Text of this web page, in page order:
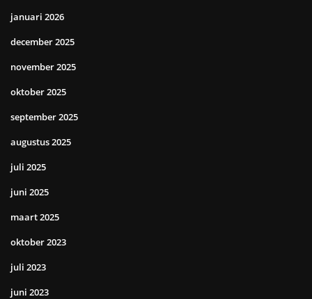
januari 2026
december 2025
november 2025
oktober 2025
september 2025
augustus 2025
juli 2025
juni 2025
maart 2025
oktober 2023
juli 2023
juni 2023